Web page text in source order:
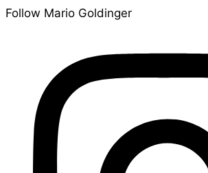
Follow Mario Goldinger